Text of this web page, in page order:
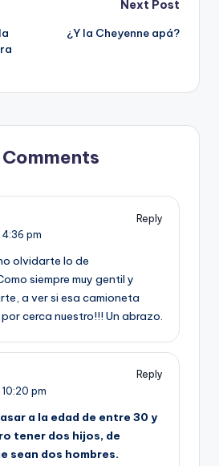
Next Post
¿Y la Cheyenne apá?
Comments
Reply
4:36 pm
olvidarte lo de
siempre muy gentil y
a ver si esa camioneta
cerca nuestro!!! Un abrazo.
Reply
10:20 pm
a la edad de entre 30 y
tener dos hijos, de
sean dos hombres.